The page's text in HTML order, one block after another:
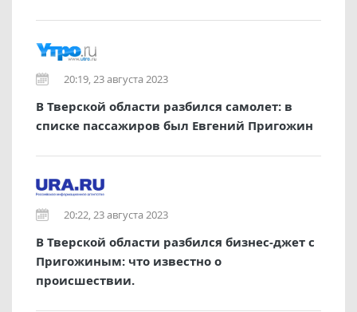
20:19, 23 августа 2023
В Тверской области разбился самолет: в
списке пассажиров был Евгений Пригожин
20:22, 23 августа 2023
В Тверской области разбился бизнес-джет с
Пригожиным: что известно о
происшествии.